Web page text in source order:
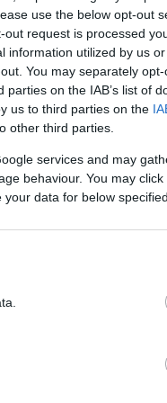
use the below opt-out
request is processed
information utilized by us
You may separately
on the IAB’s list of
us to third parties on the
other third parties.
services and may
behaviour. You may
data for below
φωνή και σαν
όλη τη
πάντα με το